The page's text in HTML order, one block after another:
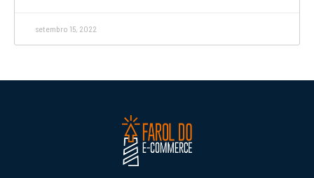
setembro 15, 2022